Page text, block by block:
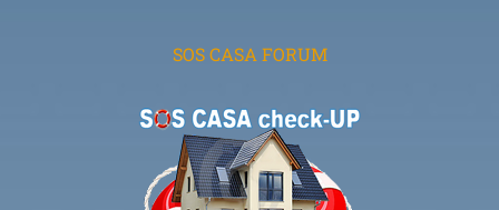
SOS CASA FORUM